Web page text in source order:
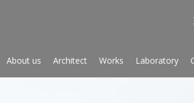
About us Architect Works Laboratory